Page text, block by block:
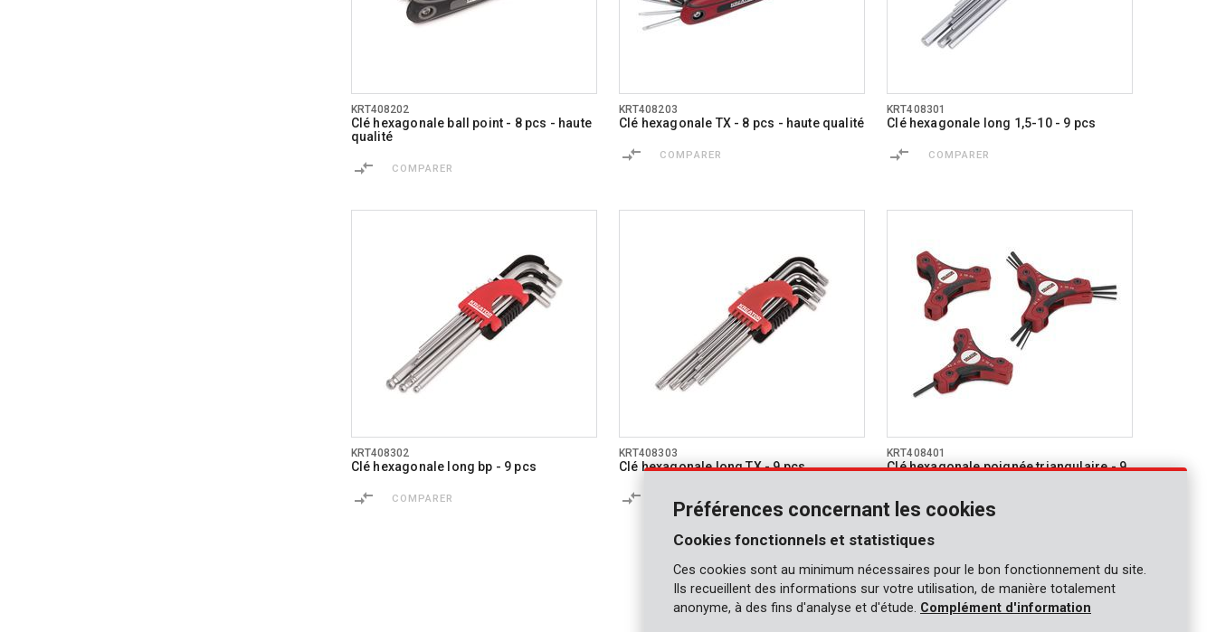
KRT408202
Clé hexagonale ball point - 8 pcs - haute
qualité
COMPARER
KRT408203
Clé hexagonale TX - 8 pcs - haute qualité
COMPARER
KRT408301
Clé hexagonale long 1,5-10 - 9 pcs
COMPARER
KRT408302
Clé hexagonale long bp - 9 pcs
COMPARER
KRT408303
Clé hexagonale long TX - 9 pcs
KRT408401
Clé hexagonale poignée triangulaire - 9
COMPARER
2
Préférences concernant les cookies
Cookies fonctionnels et statistiques
Ces cookies sont au minimum nécessaires pour le bon fonctionnement du site.
Ils recueillent des informations sur votre utilisation, de manière totalement
anonyme, à des fins d'analyse et d'étude. Complément d'information